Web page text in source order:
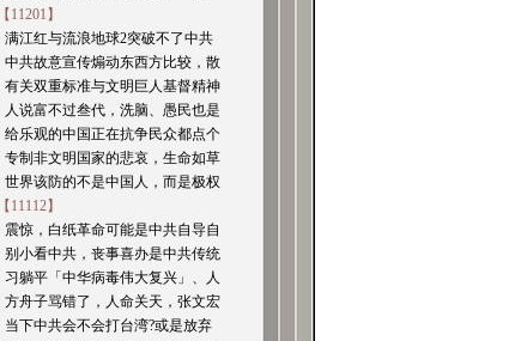
【11201】
满江红与流浪地球2突破不了中共
中共故意宣传煽动东西方比较，散
有关双重标准与文明巨人基督精神
人说富不过叁代，洗脑、愚民也是
给乐观的中国正在抗争民众都点个
专制非文明国家的悲哀，生命如草
世界该防的不是中国人，而是极权
【11112】
震惊，白纸革命可能是中共自导自
别小看中共，丧事喜办是中共传统
习躺平「中华病毒伟大复兴」、人
方舟子骂错了，人命关天，张文宏
当下中共会不会打台湾?或是放弃